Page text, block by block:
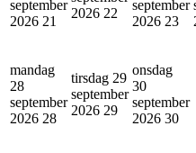
september
2026 21
2026 22
september
2026 23
mandag
28
september
2026 28
tirsdag 29
september
2026 29
onsdag
30
september
2026 30